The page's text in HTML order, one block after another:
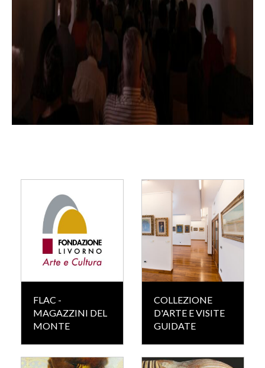
FLAC -
MAGAZZINI DEL
MONTE
COLLEZIONE
D'ARTE E VISITE
GUIDATE